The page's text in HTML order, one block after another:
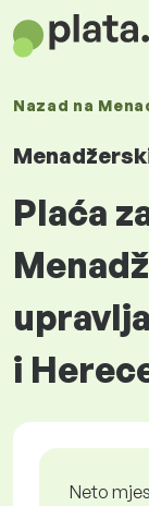
Nazad na
Plaća
i
Neto